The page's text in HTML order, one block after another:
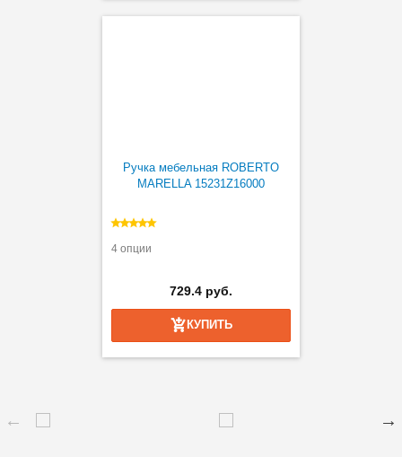
Ручка мебельная ROBERTO
MARELLA 15231Z16000
4 опции
729.4 руб.
КУПИТЬ